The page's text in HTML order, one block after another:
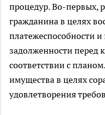
процедур. Во-первых,
гражданина в целях
платежеспособности
задолженности перед
соответствии с
имущества в целях
удовлетворения